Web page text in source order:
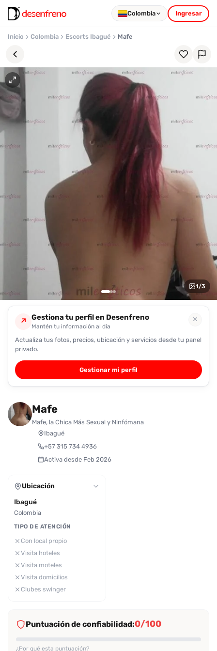
Colombia Ingresar
Inicio Colombia Escorts Ibagué Mafe
Favoritos
podrás
encontrarlas
1/3
↗ Gestiona tu perfil en Desenfreno
Mantén tu información al día
✕
Actualiza tus fotos, precios, ubicación y servicios desde tu panel
privado.
Gestionar mi perfil
Mafe
Mafe, la Chica Más Sexual y Ninfómana
Ibagué
+57 315 734 4936
Activa desde Feb 2026
Ubicación
Ibagué
Colombia
TIPO DE ATENCIÓN
Con local propio
Visita hoteles
Visita moteles
Visita domicilios
Clubes swinger
Puntuación de confiabilidad:0/100
¿Por qué esta puntuación?